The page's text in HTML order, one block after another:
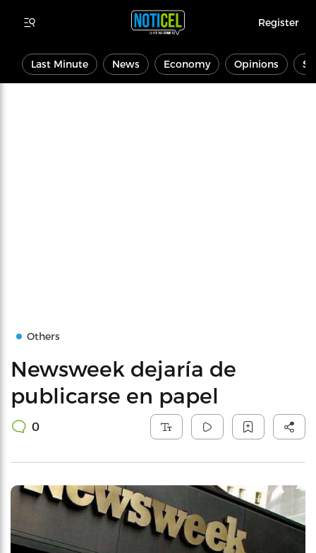
Register
Last Minute News Economy Opinions
Others
Newsweek dejaría de
publicarse en papel
0